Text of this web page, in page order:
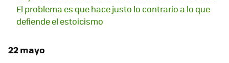
El problema es que hace justo lo contrario a lo que
defiende el estoicismo
22 mayo